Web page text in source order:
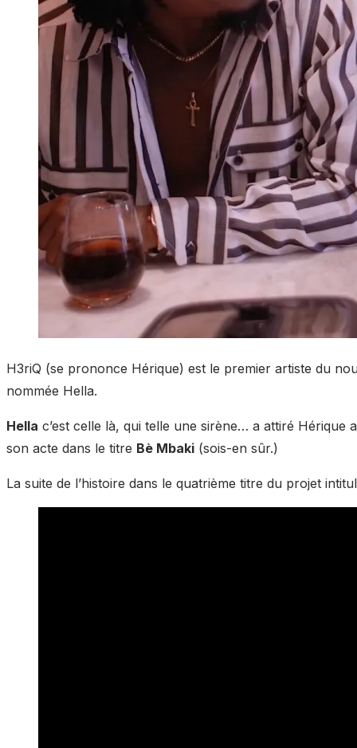
H3riQ (se prononce Hérique) est le premier artiste du
nommée Hella.
Hella c’est celle là, qui telle une sirène… a attiré Hérique
son acte dans le titre Bè Mbaki (sois-en sûr.)
La suite de l’histoire dans le quatrième titre du projet